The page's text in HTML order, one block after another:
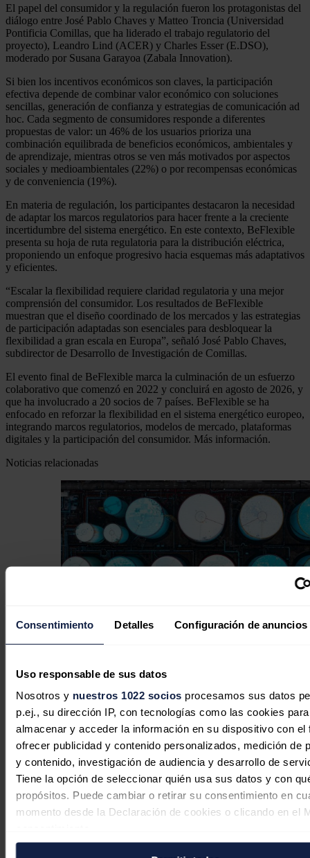
Consentimiento Detalles Configuración de anuncios
Uso responsable de sus datos
Nosotros y nuestros 1022 socios procesamos sus datos
p.ej., su dirección IP, con tecnologías como las cookies para
almacenar y acceder la información en su dispositivo con el
ofrecer publicidad y contenido personalizados, medición de
y contenido, investigación de audiencia y desarrollo de
Tiene la opción de seleccionar quién usa sus datos y con
propósitos. Puede cambiar o retirar su consentimiento en
momento desde la Declaración de cookies o clicando en el
El papel del consumidor y la regulación fueron los protagonistas del
diálogo entre José Pablo Chaves y Matteo Troncia (Universidad
Pontificia Comillas, que ha liderado el trabajo regulatorio del
proyecto), Leandro Lind (ACER) y Charles Esser (E.DSO),
moderado por Susana Garayoa (Zabala Innovation).
Si bien los incentivos económicos son claves, la participación
efectiva depende de combinar valor económico con soluciones
sencillas, generación de confianza y estrategias de comunicación ad
hoc. Cada segmento de consumidores responde a diferentes
propuestas de valor: un 46% de los usuarios prioriza una
combinación equilibrada de beneficios económicos, ambientales y
de aprendizaje, mientras otros se ven más motivados por aspectos
sociales y medioambientales (22%) o por recompensas económicas
y de conveniencia (19%).
En materia de regulación, los participantes destacaron la necesidad
de adaptar los marcos regulatorios para hacer frente a la creciente
incertidumbre del sistema energético. En este contexto, BeFlexible
presenta su hoja de ruta regulatoria para la distribución eléctrica,
proponiendo un enfoque progresivo hacia esquemas más adaptativos
y eficientes.
“Escalar la flexibilidad requiere claridad regulatoria y una mejor
comprensión del consumidor. Los resultados de BeFlexible
muestran que el diseño coordinado de los mercados y las estrategias
de participación adaptadas son esenciales para desbloquear la
flexibilidad a gran escala en Europa”, señaló José Pablo Chaves,
subdirector de Desarrollo de Investigación de Comillas.
El evento final de BeFlexible marca la culminación de un esfuerzo
colaborativo que comenzó en 2022 y concluirá en agosto de 2026, y
que ha involucrado a 20 socios de 7 países. BeFlexible se ha
enfocado en reforzar la flexibilidad en el sistema energético europeo,
integrando marcos regulatorios, modelos de mercado, plataformas
digitales y la participación del consumidor. Más información.
Noticias relacionadas
Las petroleras europeas aprovechan
el mejor entorno de los últimos años
José Javier Ruiz07/08/2026